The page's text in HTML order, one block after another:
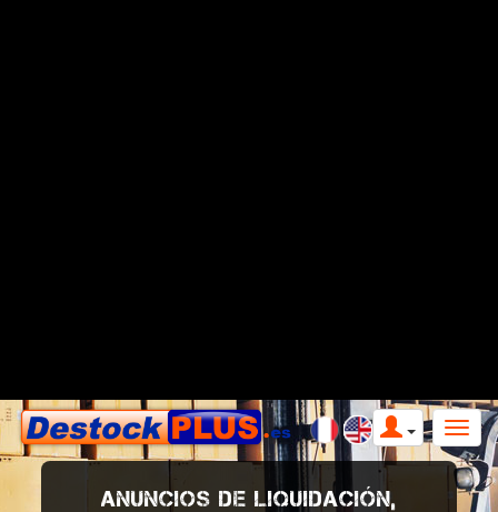
ANUNCIOS DE LIQUIDACIÓN,